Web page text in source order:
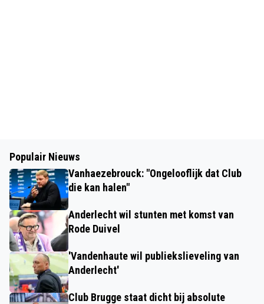
Populair Nieuws
Vanhaezebrouck: "Ongelooflijk dat Club
die kan halen"
Anderlecht wil stunten met komst van
Rode Duivel
'Vandenhaute wil publiekslieveling van
Anderlecht'
Club Brugge staat dicht bij absolute